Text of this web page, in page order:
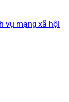
vụ mạng xã hội